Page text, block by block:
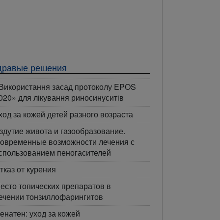
решения
засад протоколу EPOS
для лікування риносинуситів
за кожей детей разного возраста
живота и газообразование.
возможности лечения с
пеногасителей
от курения
топических препаратов в
тонзиллофарингитов
уход за кожей